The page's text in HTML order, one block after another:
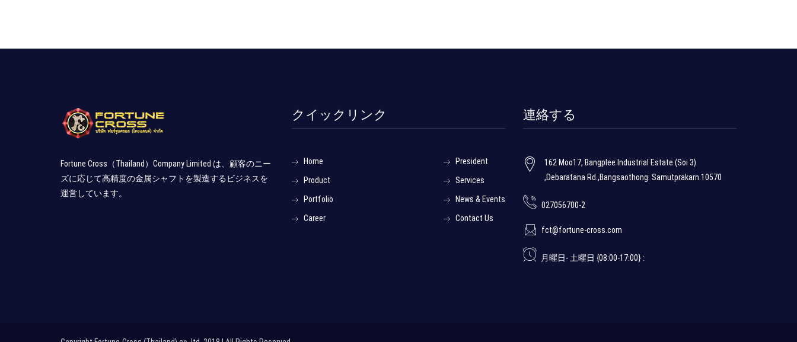
Fortune Cross（Thailand）Company Limited は、顧客のニー
ズに応じて高精度の金属シャフトを製造するビジネスを
運営しています。
クイックリンク
Home
Product
Portfolio
Career
President
Services
News & Events
Contact Us
連絡する
162 Moo17, Bangplee Industrial Estate.(Soi 3)
,Debaratana Rd.,Bangsaothong. Samutprakarn.10570
027056700-2
fct@fortune-cross.com
月曜日- 土曜日 {08:00-17:00} :